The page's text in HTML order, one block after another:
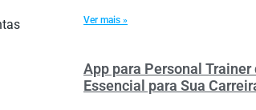
Ver mais »
App para Personal
Essencial para Sua